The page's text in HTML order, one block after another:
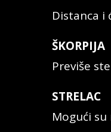
Distanca i
ŠKORPIJA
Previše
STRELAC
Mogući